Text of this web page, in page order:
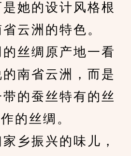
她的设计风格根
云洲的特色。
丝绸原产地一看
南省云洲，而是
的蚕丝特有的丝
的丝绸。
振兴的味儿，